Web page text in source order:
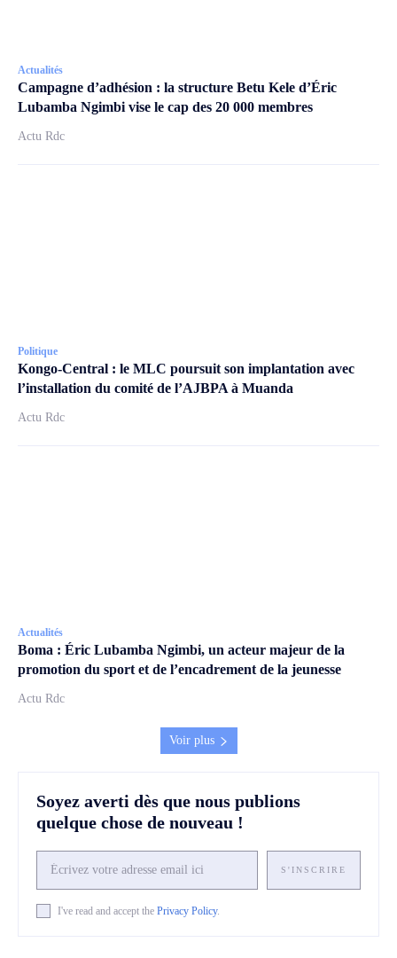
Actualités
Campagne d’adhésion : la structure Betu Kele d’Éric
Lubamba Ngimbi vise le cap des 20 000 membres
Actu Rdc
Politique
Kongo-Central : le MLC poursuit son implantation avec
l’installation du comité de l’AJBPA à Muanda
Actu Rdc
Actualités
Boma : Éric Lubamba Ngimbi, un acteur majeur de la
promotion du sport et de l’encadrement de la jeunesse
Actu Rdc
Voir plus
Soyez averti dès que nous publions
quelque chose de nouveau !
S'INSCRIRE
I've read and accept the Privacy Policy.